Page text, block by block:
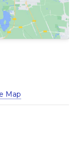
Map